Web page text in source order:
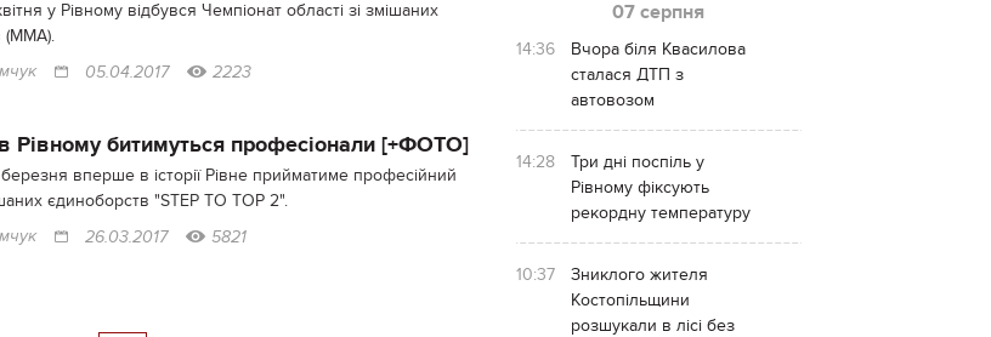
у Рівному відбувся Чемпіонат області зі змішаних
(ММА).
05.04.2017 2223
Рівному битимуться професіонали [+ФОТО]
вперше в історії Рівне прийматиме професійний
єдиноборств "STEP TO TOP 2".
26.03.2017 5821
07 серпня
14:36
Вчора біля Квасилова
сталася ДТП з
автовозом
14:28
Три дні поспіль у
Рівному фіксують
рекордну температуру
10:37
Зниклого жителя
Костопільщини
розшукали в лісі без